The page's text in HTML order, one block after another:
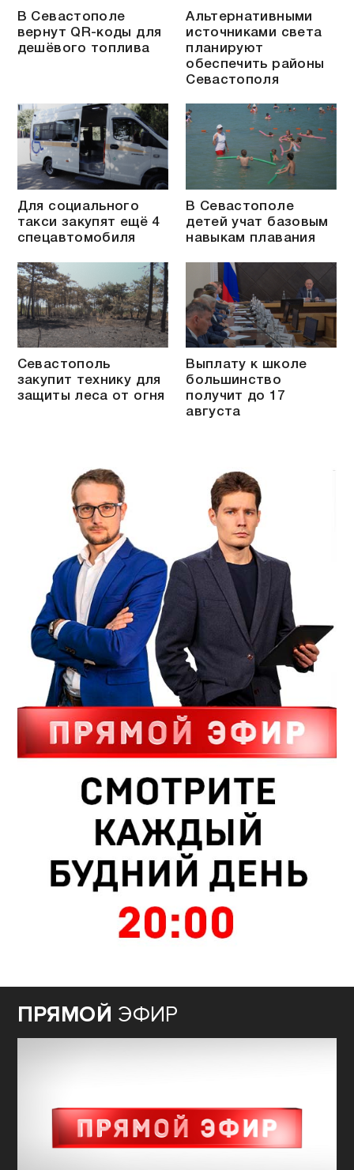
В Севастополе
вернут QR-коды для
дешёвого топлива
Альтернативными
источниками света
планируют
обеспечить районы
Севастополя
Для социального
такси закупят ещё 4
спецавтомобиля
В Севастополе
детей учат базовым
навыкам плавания
Севастополь
закупит технику для
защиты леса от огня
Выплату к школе
большинство
получит до 17
августа
ПРЯМОЙ ЭФИР